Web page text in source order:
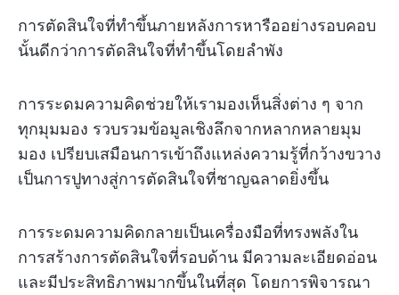
การตัดสินใจที่ทำขึ้นภายหลังการหารืออย่างรอบคอบ
นั้นดีกว่าการตัดสินใจที่ทำขึ้นโดยลำพัง
การระดมความคิดช่วยให้เรามองเห็นสิ่งต่าง ๆ จาก
ทุกมุมมอง รวบรวมข้อมูลเชิงลึกจากหลากหลายมุม
มอง เปรียบเสมือนการเข้าถึงแหล่งความรู้ที่กว้างขวาง
เป็นการปูทางสู่การตัดสินใจที่ชาญฉลาดยิ่งขึ้น
การระดมความคิดกลายเป็นเครื่องมือที่ทรงพลังใน
การสร้างการตัดสินใจที่รอบด้าน มีความละเอียดอ่อน
และมีประสิทธิภาพมากขึ้นในที่สุด โดยการพิจารณา